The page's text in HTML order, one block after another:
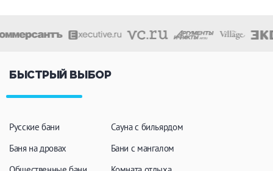
БЫСТРЫЙ ВЫБОР
Русские бани
Баня на дровах
Сауна с бильярдом
Бани с мангалом